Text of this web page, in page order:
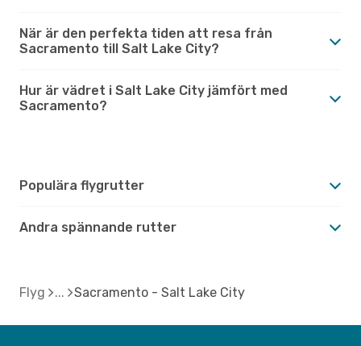
När är den perfekta tiden att resa från
Sacramento till Salt Lake City?
Hur är vädret i Salt Lake City jämfört med
Sacramento?
Populära flygrutter
Andra spännande rutter
Flyg Sacramento - Salt Lake City